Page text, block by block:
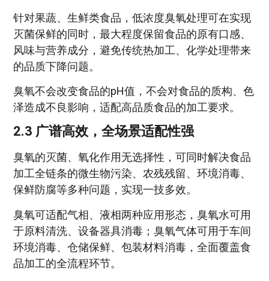
针对果蔬、生鲜类食品，低浓度臭氧处理可在实现
灭菌保鲜的同时，最大程度保留食品的原有口感、
风味与营养成分，避免传统热加工、化学处理带来
的品质下降问题。
臭氧不会改变食品的pH值，不会对食品的质构、色
泽造成不良影响，适配高品质食品的加工要求。
2.3 广谱高效，全场景适配性强
臭氧的灭菌、氧化作用无选择性，可同时解决食品
加工全链条的微生物污染、农残残留、环境消毒、
保鲜防腐等多种问题，实现一技多效。
臭氧可适配气相、液相两种应用形态，臭氧水可用
于原料清洗、设备器具消毒；臭氧气体可用于车间
环境消毒、仓储保鲜、包装材料消毒，全面覆盖食
品加工的全流程环节。